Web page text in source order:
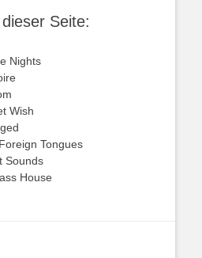
Seite:
Nights
Wish
Tongues
Sounds
House